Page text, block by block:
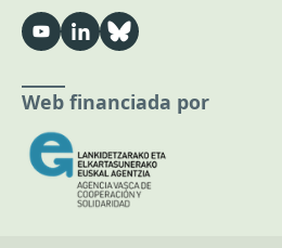
Web financiada por